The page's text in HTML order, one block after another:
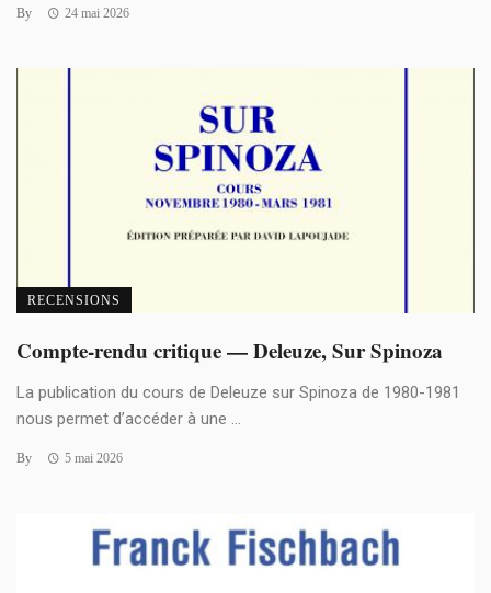
By 24 mai 2026
RECENSIONS
Compte-rendu critique — Deleuze, Sur Spinoza
La publication du cours de Deleuze sur Spinoza de 1980-1981
nous permet d’accéder à une ...
By 5 mai 2026